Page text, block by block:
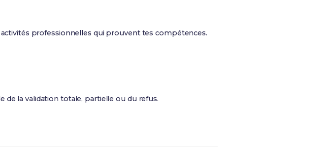
professionnelles qui prouvent tes compétences.
de la validation totale, partielle ou du refus.